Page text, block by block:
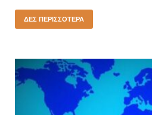
ΔΕΣ ΠΕΡΙΣΣΌΤΕΡΑ